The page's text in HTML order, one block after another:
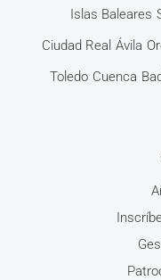
Islas Baleares
Ciudad Real Ávila
Toledo Cuenca